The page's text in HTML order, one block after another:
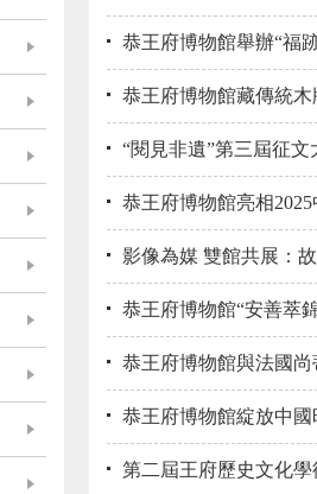
恭王府博物館舉辦“福
恭王府博物館藏傳統
“閱見非遺”第三屆征
恭王府博物館亮相
影像為媒 雙館共展：
恭王府博物館“安善萃
恭王府博物館與法國
恭王府博物館綻放中國
第二屆王府歷史文化